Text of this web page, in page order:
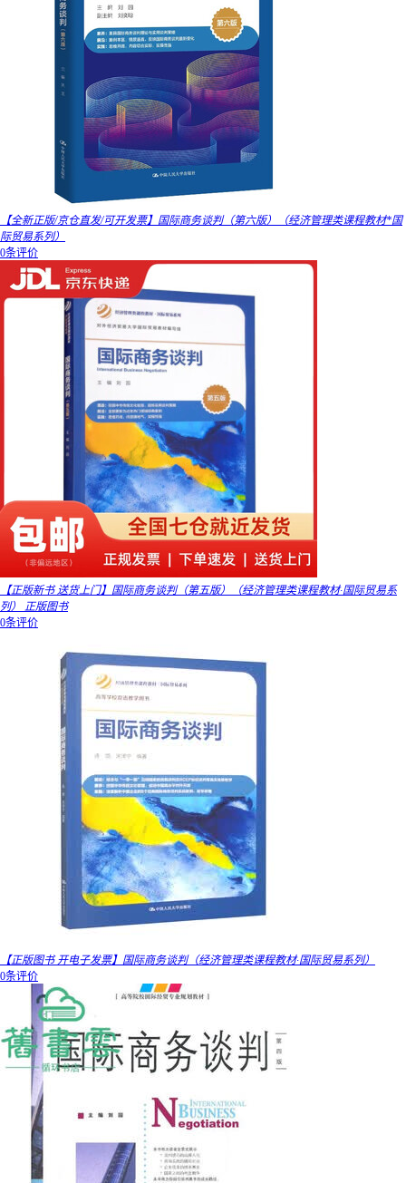
【全新正版/京仓直发/可开发票】国际商务谈判（第六版）（经济管理类课程教材*国
际贸易系列）
0条评价
【正版新书 送货上门】国际商务谈判（第五版）（经济管理类课程教材·国际贸易系
列） 正版图书
0条评价
【正版图书 开电子发票】国际商务谈判（经济管理类课程教材·国际贸易系列）
0条评价